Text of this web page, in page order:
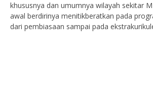
khususnya dan umumnya wilayah sekitar
awal berdirinya menitikberatkan pada
dari pembiasaan sampai pada